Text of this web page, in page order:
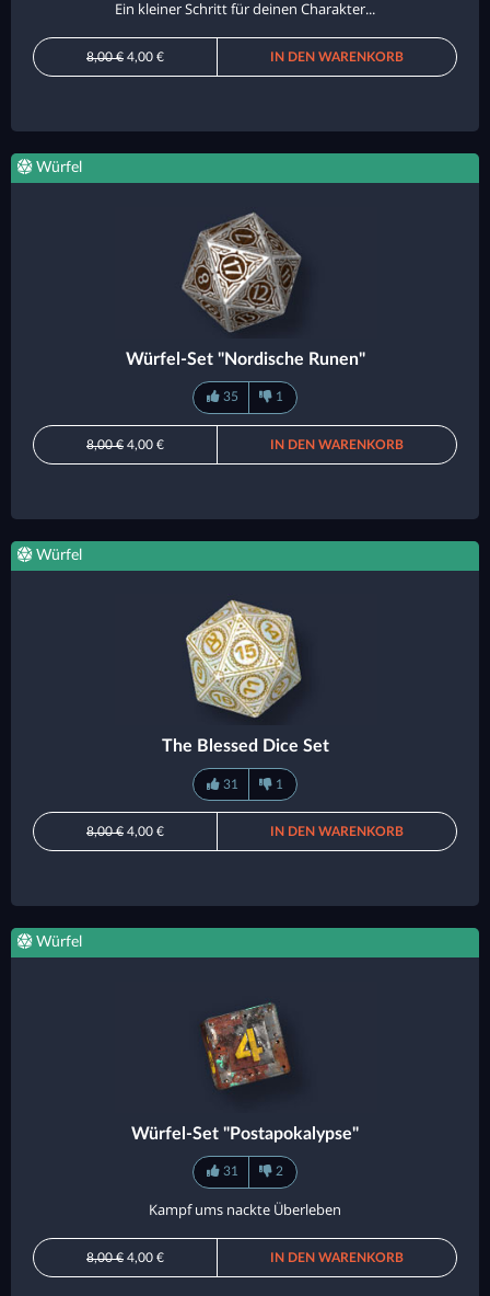
Ein kleiner Schritt für deinen Charakter...
8,00 € 4,00 € IN DEN WARENKORB
Würfel
Würfel-Set "Nordische Runen"
35 1
8,00 € 4,00 € IN DEN WARENKORB
Würfel
The Blessed Dice Set
31 1
8,00 € 4,00 € IN DEN WARENKORB
Würfel
Würfel-Set "Postapokalypse"
31 2
Kampf ums nackte Überleben
8,00 € 4,00 € IN DEN WARENKORB